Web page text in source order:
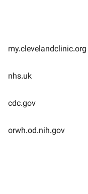
my.clevelandclinic.org
nhs.uk
cdc.gov
orwh.od.nih.gov